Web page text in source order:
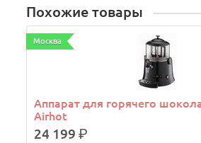
Похожие товары
Москва
Аппарат для горячего
Airhot
24 199р.